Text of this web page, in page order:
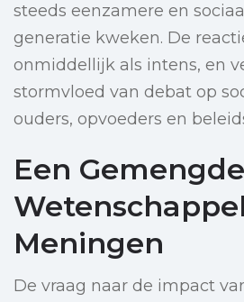
steeds eenzamere en
generatie kweken. De
onmiddellijk als intens, en
stormvloed van debat op
ouders, opvoeders en
Een
Meningen
De vraag naar de impact